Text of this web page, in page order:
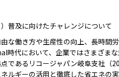
）普及に向けたチャレンジについて
な働き方や生産性の向上、長時間
時代において、企業ではさまざま
であるリコージャパン岐阜支社（
ルギーの活用と徹底した省エネの